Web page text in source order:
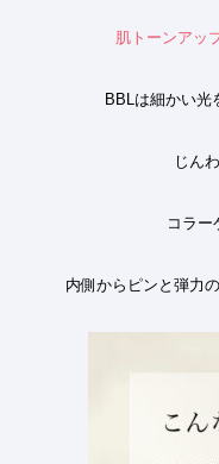
肌トーンアッ
BBL は細かい光
じん
コラー
内側からピンと弾力